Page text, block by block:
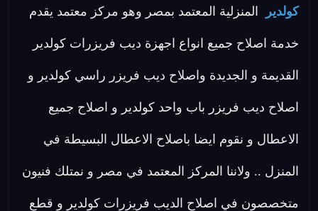
كولدير المنزلية المعتمد بمصر وهو مركز معتمد يقدم
خدمة اصلاح جميع انواع اجهزة ديب فريزرات كولدير
القديمة و الجديدة واصلاح ديب فريزر راسي كولدير و
اصلاح ديب فريزر باب واحد كولدير و اصلاح جميع
الاعطال و نقوم ايضا باصلاح الاعطال البسيطة في
المنزل .. ولاننا المركز المعتمد في مصر و نمتلك فنيون
متخصصون في اصلاح الديب فريزرات كولدير و قطع